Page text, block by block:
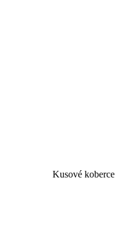
Kusové koberce